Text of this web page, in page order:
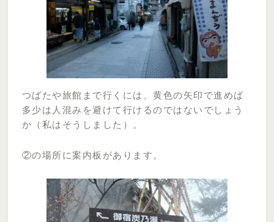
つばたや旅館まで行くには、黄色の矢印で進めば
多少は人混みを避けて行けるのではないでしょう
か（私はそうしました）。
②の場所に案内板があります。